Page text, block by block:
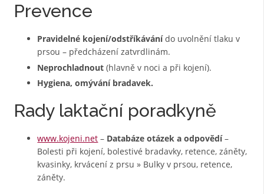
Prevence
Pravidelné kojení/odstříkávánído uvolnění tlaku v
prsou – předcházení zatvrdlinám.
Neprochladnout (hlavně v noci a při kojení).
Hygiena, omývání bradavek.
Rady laktační poradkyně
www.kojeni.net – Databáze otázek a odpovědí–
Bolesti při kojení, bolestivé bradavky, retence, záněty,
kvasinky, krvácení z prsu » Bulky v prsou, retence,
záněty.